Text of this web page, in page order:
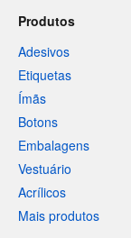
Produtos
Adesivos
Etiquetas
Ímãs
Botons
Embalagens
Vestuário
Acrílicos
Mais produtos